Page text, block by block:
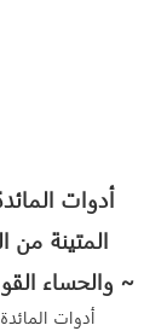
أدوات
المتينة من
والحساء القوية الفاخرة أواني الطعام من السيراميك ~